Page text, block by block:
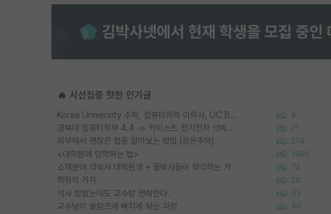
🔥 시선집중 핫한 인기글
Korea University 수학, 컴퓨터과학 이학사, UC Berkeley 산업공학 대학원 공학박사가 되는 것은 쉽지 않겠죠? 9
경북대 컴퓨터학부 4.4 -> 카이스트 전기전자 석박사통합과정 합격 21
외부에서 괜찮은 랩을 알아보는 방법 (장문주의) 274
<대학원에 입학하는 법> 1388
소재분야 석박사 대학원생 + 물박사들이 착각하는 거 72
학위의 가치 20
석사 받았는데도 교수랑 연락한다. 43
교수님이 슬럼프에 빠지게 되는 과정 40